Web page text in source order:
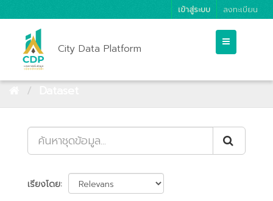
เข้าสู่ระบบ ลงทะเบียน
City Data Platform
เรียงโดย